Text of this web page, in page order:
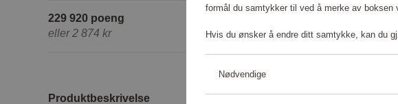
229 920 poeng
eller 2 874 kr
Produktbeskrivelse
formål du samtykker til ved å merke av
Hvis du ønsker å endre ditt samtykke, kan du
Nødvendige